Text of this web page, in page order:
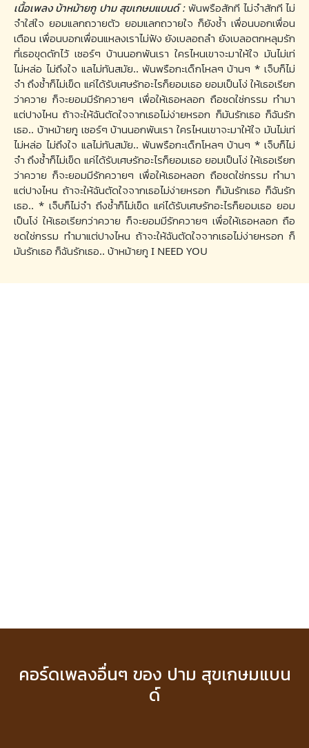
เนื้อเพลง บ้าหม้ายกู ปาม สุขเกษมแบนด์ :พันพรือสักที ไม่จำสักที ไม่
จำใส่ใจ ยอมแลกถวายตัว ยอมแลกถวายใจ ก็ยังช้ำ เพื่อนบอกเพื่อน
เตือน เพื่อนบอกเพื่อนแหลงเราไม่ฟัง ยังเบลอถลำ ยังเบลอตกหลุมรัก
ที่เธอขุดดักไว้ เซอร์ๆ บ้านนอกพันเรา ใครไหนเขาจะมาให้ใจ มันไม่เท่
ไม่หล่อ ไม่ถึงใจ แลไม่ทันสมัย.. พันพรือกะเด็กโหลๆ บ้านๆ * เจ็บก็ไม่
จำ ถึงช้ำก็ไม่เข็ด แค่ได้รับเศษรักอะไรก็ยอมเธอ ยอมเป็นโง่ ให้เธอเรียก
ว่าควาย ก็จะยอมมีรักควายๆ เพื่อให้เธอหลอก ถือชดใช่กรรม ทำมา
แต่ปางไหน ถ้าจะให้ฉันตัดใจจากเธอไม่ง่ายหรอก ก็มันรักเธอ ก็ฉันรัก
เธอ.. บ้าหม้ายกู เซอร์ๆ บ้านนอกพันเรา ใครไหนเขาจะมาให้ใจ มันไม่เท่
ไม่หล่อ ไม่ถึงใจ แลไม่ทันสมัย.. พันพรือกะเด็กโหลๆ บ้านๆ * เจ็บก็ไม่
จำ ถึงช้ำก็ไม่เข็ด แค่ได้รับเศษรักอะไรก็ยอมเธอ ยอมเป็นโง่ ให้เธอเรียก
ว่าควาย ก็จะยอมมีรักควายๆ เพื่อให้เธอหลอก ถือชดใช่กรรม ทำมา
แต่ปางไหน ถ้าจะให้ฉันตัดใจจากเธอไม่ง่ายหรอก ก็มันรักเธอ ก็ฉันรัก
เธอ.. * เจ็บก็ไม่จำ ถึงช้ำก็ไม่เข็ด แค่ได้รับเศษรักอะไรก็ยอมเธอ ยอม
เป็นโง่ ให้เธอเรียกว่าควาย ก็จะยอมมีรักควายๆ เพื่อให้เธอหลอก ถือ
ชดใช่กรรม ทำมาแต่ปางไหน ถ้าจะให้ฉันตัดใจจากเธอไม่ง่ายหรอก ก็
มันรักเธอ ก็ฉันรักเธอ.. บ้าหม้ายกู I NEED YOU
คอร์ดเพลงอื่นๆ ของ ปาม สุขเกษมแบน
ด์